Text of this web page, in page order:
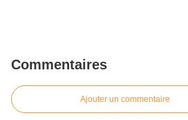
Commentaires
Ajouter un commentaire